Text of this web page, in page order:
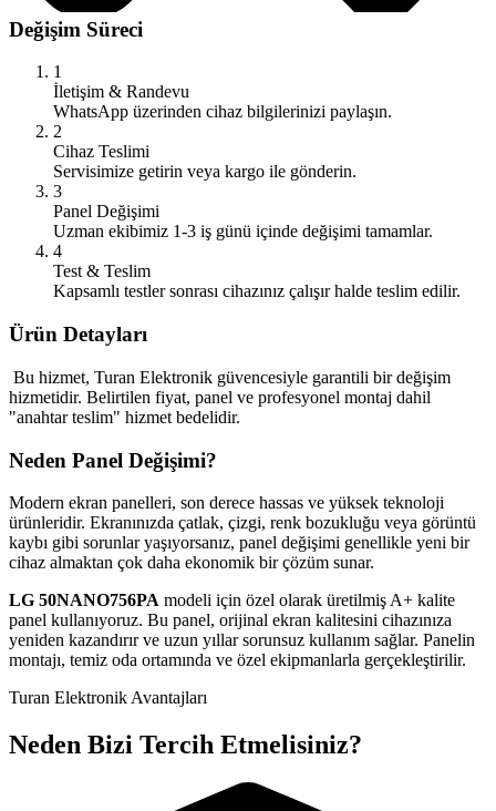
Değişim Süreci
1
İletişim & Randevu
WhatsApp üzerinden cihaz bilgilerinizi paylaşın.
2
Cihaz Teslimi
Servisimize getirin veya kargo ile gönderin.
3
Panel Değişimi
Uzman ekibimiz 1-3 iş günü içinde değişimi tamamlar.
4
Test & Teslim
Kapsamlı testler sonrası cihazınız çalışır halde teslim edilir.
Ürün Detayları
Bu hizmet, Turan Elektronik güvencesiyle garantili bir değişim
hizmetidir. Belirtilen fiyat, panel ve profesyonel montaj dahil
"anahtar teslim" hizmet bedelidir.
Neden Panel Değişimi?
Modern ekran panelleri, son derece hassas ve yüksek teknoloji
ürünleridir. Ekranınızda çatlak, çizgi, renk bozukluğu veya görüntü
kaybı gibi sorunlar yaşıyorsanız, panel değişimi genellikle yeni bir
cihaz almaktan çok daha ekonomik bir çözüm sunar.
LG 50NANO756PA modeli için özel olarak üretilmiş A+ kalite
panel kullanıyoruz. Bu panel, orijinal ekran kalitesini cihazınıza
yeniden kazandırır ve uzun yıllar sorunsuz kullanım sağlar. Panelin
montajı, temiz oda ortamında ve özel ekipmanlarla gerçekleştirilir.
Turan Elektronik Avantajları
Neden Bizi Tercih Etmelisiniz?